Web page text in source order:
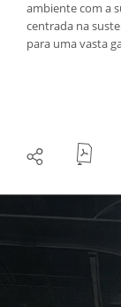
ambiente com a
centrada na
para uma vasta